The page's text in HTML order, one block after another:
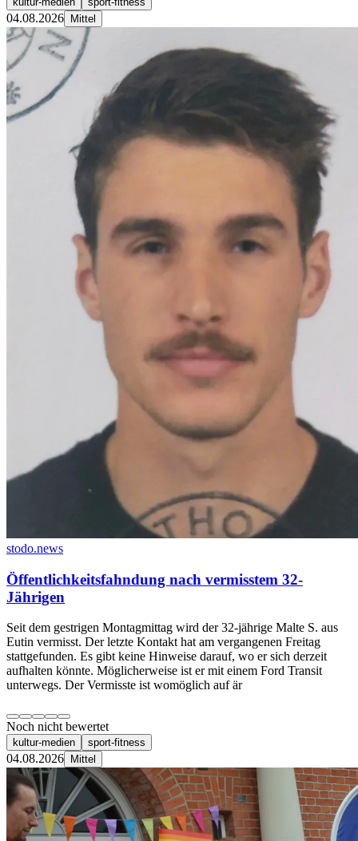
04.08.2026 Mittel
stodo.news
Öffentlichkeitsfahndung nach vermisstem 32-
Jährigen
Seit dem gestrigen Montagmittag wird der 32-jährige Malte S. aus
Eutin vermisst. Der letzte Kontakt hat am vergangenen Freitag
stattgefunden. Es gibt keine Hinweise darauf, wo er sich derzeit
aufhalten könnte. Möglicherweise ist er mit einem Ford Transit
unterwegs. Der Vermisste ist womöglich auf är
Noch nicht bewertet
kultur-medien sport-fitness
04.08.2026 Mittel